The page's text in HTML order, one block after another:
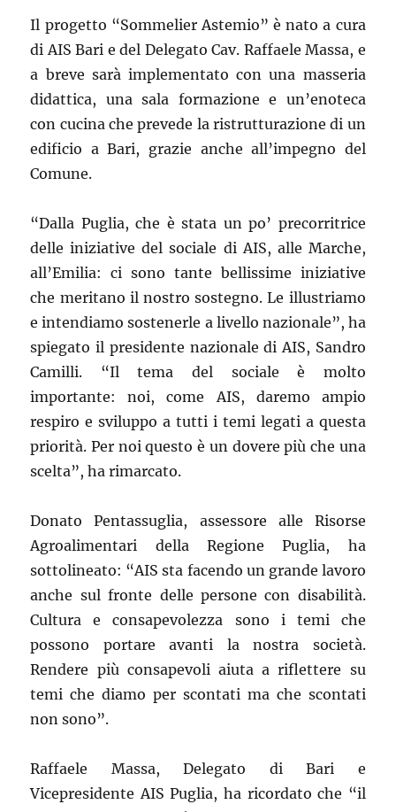
Il progetto “Sommelier Astemio” è nato a cura
di AIS Bari e del Delegato Cav. Raffaele Massa, e
a breve sarà implementato con una masseria
didattica, una sala formazione e un’enoteca
con cucina che prevede la ristrutturazione di un
edificio a Bari, grazie anche all’impegno del
Comune.
“Dalla Puglia, che è stata un po’ precorritrice
delle iniziative del sociale di AIS, alle Marche,
all’Emilia: ci sono tante bellissime iniziative
che meritano il nostro sostegno. Le illustriamo
e intendiamo sostenerle a livello nazionale”, ha
spiegato il presidente nazionale di AIS, Sandro
Camilli. “Il tema del sociale è molto
importante: noi, come AIS, daremo ampio
respiro e sviluppo a tutti i temi legati a questa
priorità. Per noi questo è un dovere più che una
scelta”, ha rimarcato.
Donato Pentassuglia, assessore alle Risorse
Agroalimentari della Regione Puglia, ha
sottolineato: “AIS sta facendo un grande lavoro
anche sul fronte delle persone con disabilità.
Cultura e consapevolezza sono i temi che
possono portare avanti la nostra società.
Rendere più consapevoli aiuta a riflettere su
temi che diamo per scontati ma che scontati
non sono”.
Raffaele Massa, Delegato di Bari e
Vicepresidente AIS Puglia, ha ricordato che “il